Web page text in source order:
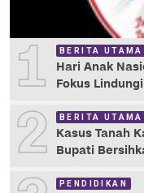
1 BERITA UTAMA
Hari Anak
Fokus
2 BERITA UTAMA
Kasus Tanah
Bupati
PENDIDIKAN